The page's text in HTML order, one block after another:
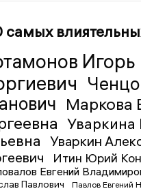
самых
Игорь
Маркова
Уваркина
Уваркин
Итин Юрий
Евгений
Павлович
Павлов Евгений